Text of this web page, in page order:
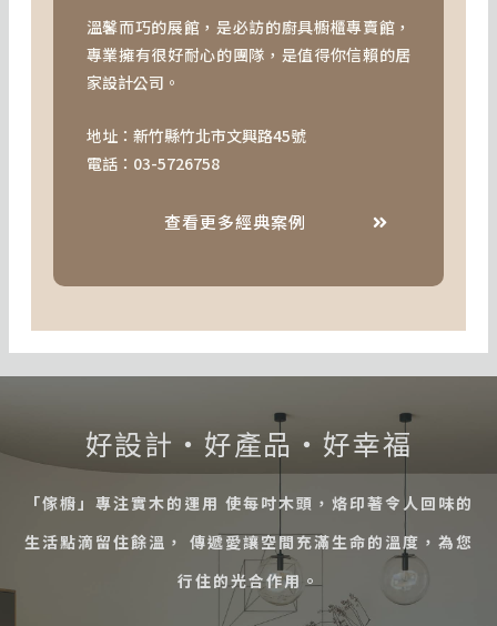
溫馨而巧的展館，是必訪的廚具櫥櫃專賣館，
專業擁有很好耐心的團隊，是值得你信賴的居
家設計公司。
地址：新竹縣竹北市文興路45號
電話：03-5726758
查看更多經典案例
好設計・好產品・好幸福
「傢櫥」專注實木的運用 使每吋木頭，烙印著令人回味的
生活點滴留住餘溫， 傳遞愛讓空間充滿生命的溫度，為您
行住的光合作用。